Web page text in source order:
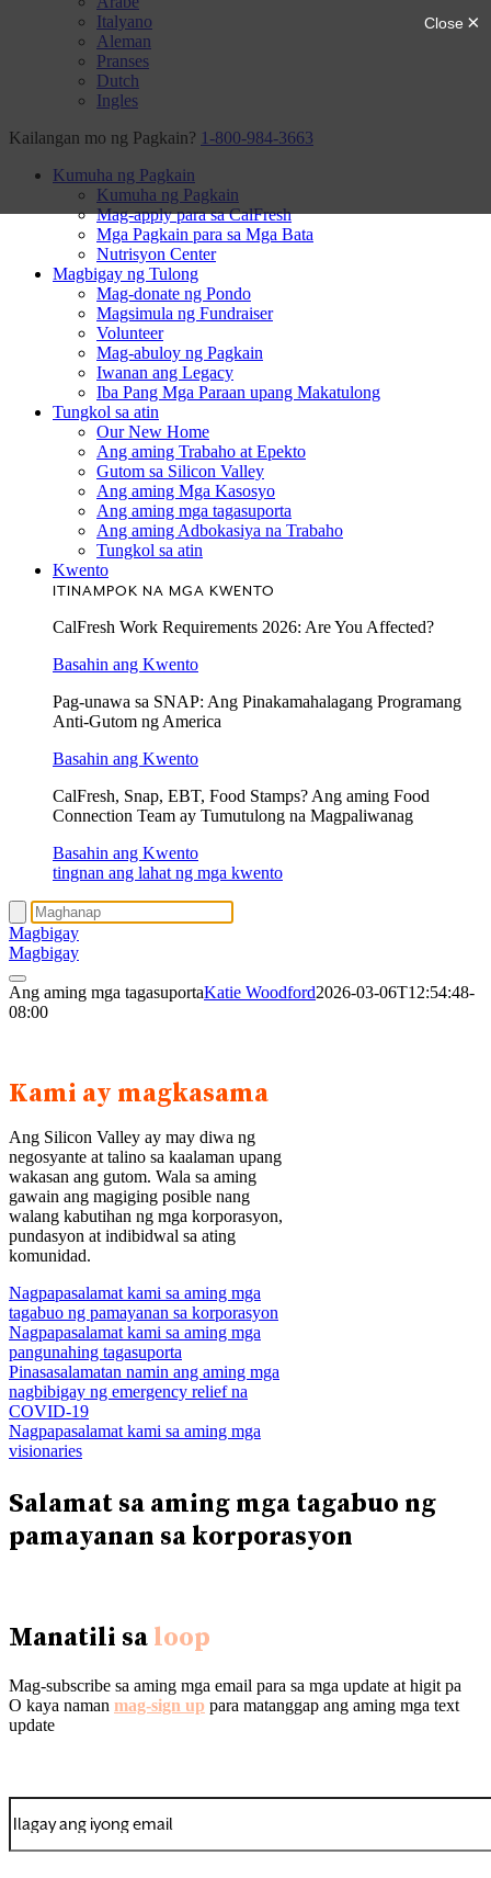
Italyano
Aleman
Pranses
Dutch
Ingles
Kailangan mo ng Pagkain? 1-800-984-3663
Kumuha ng Pagkain
Kumuha ng Pagkain
Mag-apply para sa CalFresh
Mga Pagkain para sa Mga Bata
Nutrisyon Center
Magbigay ng Tulong
Mag-donate ng Pondo
Magsimula ng Fundraiser
Volunteer
Mag-abuloy ng Pagkain
Iwanan ang Legacy
Iba Pang Mga Paraan upang Makatulong
Tungkol sa atin
Our New Home
Ang aming Trabaho at Epekto
Gutom sa Silicon Valley
Ang aming Mga Kasosyo
Ang aming mga tagasuporta
Ang aming Adbokasiya na Trabaho
Tungkol sa atin
Kwento
ITINAMPOK NA MGA KWENTO
CalFresh Work Requirements 2026: Are You Affected?
Basahin ang Kwento
Pag-unawa sa SNAP: Ang Pinakamahalagang Programang
Anti-Gutom ng America
Basahin ang Kwento
CalFresh, Snap, EBT, Food Stamps? Ang aming Food
Connection Team ay Tumutulong na Magpaliwanag
Basahin ang Kwento
tingnan ang lahat ng mga kwento
Magbigay
Magbigay
Ang aming mga tagasuportaKatie Woodford2026-03-06T12:54:48-
08:00
Kami ay magkasama
Ang Silicon Valley ay may diwa ng
negosyante at talino sa kaalaman upang
wakasan ang gutom. Wala sa aming
gawain ang magiging posible nang
walang kabutihan ng mga korporasyon,
pundasyon at indibidwal sa ating
komunidad.
Nagpapasalamat kami sa aming mga
tagabuo ng pamayanan sa korporasyon
Nagpapasalamat kami sa aming mga
pangunahing tagasuporta
Pinasasalamatan namin ang aming mga
nagbibigay ng emergency relief na
COVID-19
Nagpapasalamat kami sa aming mga
visionaries
Salamat sa aming mga tagabuo ng
pamayanan sa korporasyon
Manatili sa loop
Mag-subscribe sa aming mga email para sa mga update at higit pa
O kaya naman mag-sign up para matanggap ang aming mga text
update